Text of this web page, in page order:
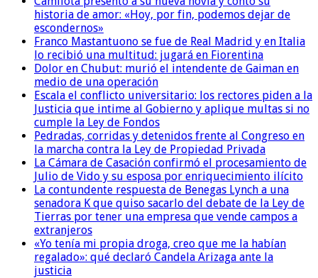
historia de amor: «Hoy, por fin, podemos dejar de
escondernos»
Franco Mastantuono se fue de Real Madrid y en Italia
lo recibió una multitud: jugará en Fiorentina
Dolor en Chubut: murió el intendente de Gaiman en
medio de una operación
Escala el conflicto universitario: los rectores piden a la
Justicia que intime al Gobierno y aplique multas si no
cumple la Ley de Fondos
Pedradas, corridas y detenidos frente al Congreso en
la marcha contra la Ley de Propiedad Privada
La Cámara de Casación confirmó el procesamiento de
Julio de Vido y su esposa por enriquecimiento ilícito
La contundente respuesta de Benegas Lynch a una
senadora K que quiso sacarlo del debate de la Ley de
Tierras por tener una empresa que vende campos a
extranjeros
«Yo tenía mi propia droga, creo que me la habían
regalado»: qué declaró Candela Arizaga ante la
justicia